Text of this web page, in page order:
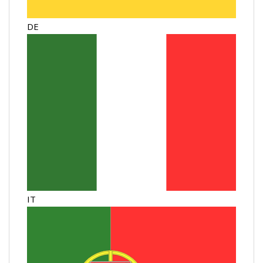
DE
IT